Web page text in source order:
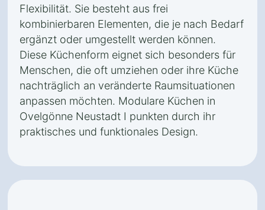
Flexibilität. Sie besteht aus frei
kombinierbaren Elementen, die je nach Bedarf
ergänzt oder umgestellt werden können.
Diese Küchenform eignet sich besonders für
Menschen, die oft umziehen oder ihre Küche
nachträglich an veränderte Raumsituationen
anpassen möchten. Modulare Küchen in
Ovelgönne Neustadt I punkten durch ihr
praktisches und funktionales Design.